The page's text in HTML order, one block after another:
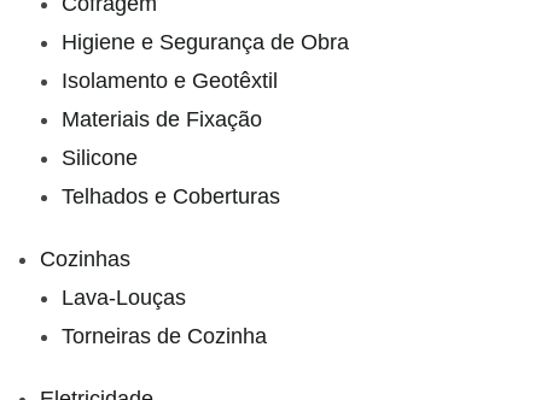
Higiene e Segurança de Obra
Isolamento e Geotêxtil
Materiais de Fixação
Silicone
Telhados e Coberturas
Cozinhas
Lava-Louças
Torneiras de Cozinha